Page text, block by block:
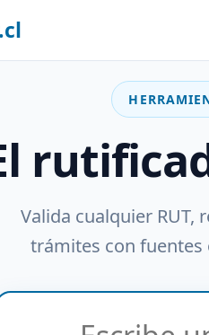
Valida cualquier RUT,
trámites con fuentes